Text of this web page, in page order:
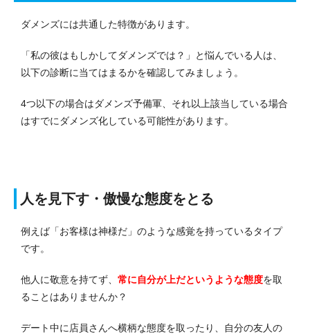
ダメンズには共通した特徴があります。
「私の彼はもしかしてダメンズでは？」と悩んでいる人は、
以下の診断に当てはまるかを確認してみましょう。
4つ以下の場合はダメンズ予備軍、それ以上該当している場合
はすでにダメンズ化している可能性があります。
人を見下す・傲慢な態度をとる
例えば「お客様は神様だ」のような感覚を持っているタイプ
です。
他人に敬意を持てず、 常に自分が上だというような態度を取
ることはありませんか？
デート中に店員さんへ横柄な態度を取ったり、自分の友人の